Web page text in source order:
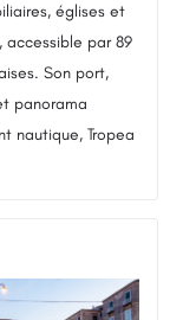
églises et
accessible par 89
Son port,
panorama
nautique, Tropea